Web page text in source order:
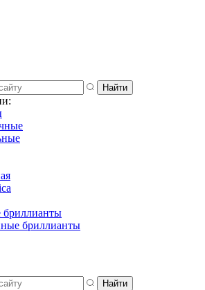
бриллианты
бриллианты